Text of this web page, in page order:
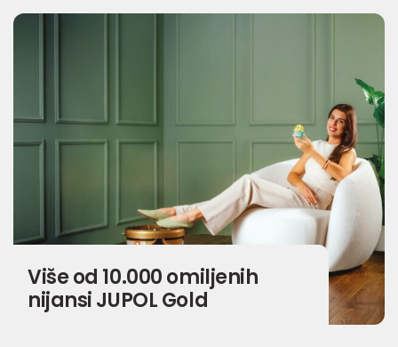
Više od 10.000 omiljenih
nijansi JUPOL Gold